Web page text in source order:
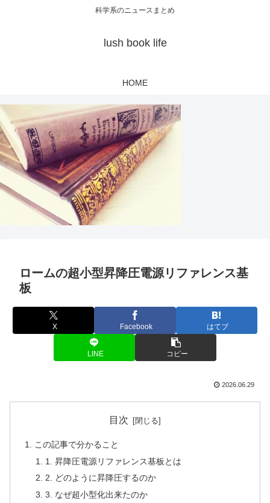
科学系のニュースまとめ
lush book life
HOME
ロームの超小型昇降圧電源リファレンス基
板
X Facebook はてブ
LINE コピー
2026.06.29
目次
この記事で分かること
1. 昇降圧電源リファレンス基板とは
2. どのように昇降圧するのか
3. なぜ超小型化出来たのか